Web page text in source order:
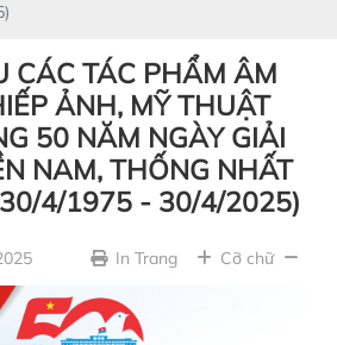
CÁC TÁC PHẨM ÂM
ẢNH, MỸ THUẬT
50 NĂM NGÀY GIẢI
NAM, THỐNG NHẤT
4/1975 - 30/4/2025)
In Trang Cỡ chữ